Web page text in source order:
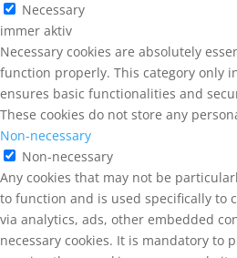
Necessary
immer aktiv
Necessary cookies are absolutely
function properly. This category only
ensures basic functionalities and
These cookies do not store any
Non-necessary
Non-necessary
Any cookies that may not be
to function and is used specifically to
via analytics, ads, other embedded
necessary cookies. It is mandatory to